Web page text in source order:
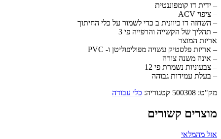
– ידית דו קומפוננטית
– ציפוי ACV
– השחזה דו כיוונית ב כדי לשמור על כלי החיתוך
– תהליך של הקשייה והרפייה פי 3
אריזת המוצר
– אריזת פלסטיק עשויה מפוליפוליטן ו- PVC
– אינה משנה צורה
– צבעוניות נשמרת פי 12
– בעלת עמידות גבוהה
מק"ט: 500308 קטגוריה: כלי עבודה
מוצרים קשורים
אזל מהמלאי